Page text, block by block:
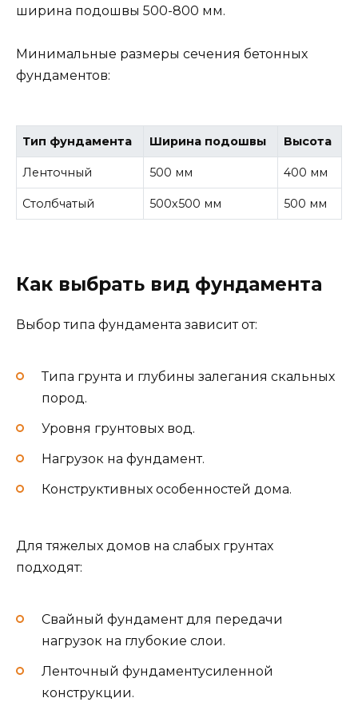
ширина подошвы 500-800 мм.
Минимальные размеры сечения бетонных
фундаментов:
Тип фундамента Ширина подошвы Высота
Ленточный 500 мм 400 мм
Столбчатый 500х500 мм 500 мм
Как выбрать вид фундамента
Выбор типа фундамента зависит от:
Типа грунта и глубины залегания скальных
пород.
Уровня грунтовых вод.
Нагрузок на фундамент.
Конструктивных особенностей дома.
Для тяжелых домов на слабых грунтах
подходят:
Свайный фундамент для передачи
нагрузок на глубокие слои.
Ленточный фундаментусиленной
конструкции.